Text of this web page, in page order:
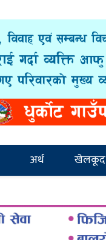
अर्थ खेलकूद